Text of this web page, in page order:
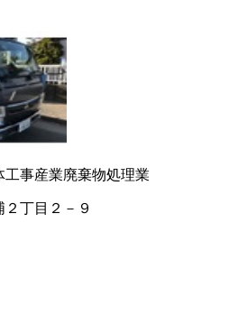
工事産業廃棄物処理業
丁目２－９